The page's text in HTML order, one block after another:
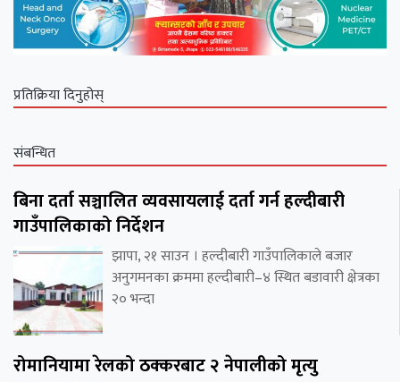
प्रतिक्रिया दिनुहोस्
संबन्धित
बिना दर्ता सञ्चालित व्यवसायलाई दर्ता गर्न हल्दीबारी
गाउँपालिकाको निर्देशन
झापा, २१ साउन । हल्दीबारी गाउँपालिकाले बजार
अनुगमनका क्रममा हल्दीबारी–४ स्थित बडावारी क्षेत्रका
२० भन्दा
रोमानियामा रेलको ठक्करबाट २ नेपालीको मृत्यु